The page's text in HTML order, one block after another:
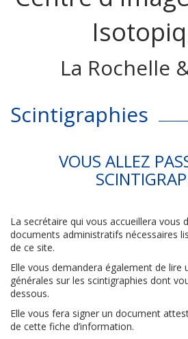
La Rochelle
Scintigraphies
VOUS ALLEZ
La secrétaire qui vous accueillera vous
documents administratifs nécessaires
de ce site.
Elle vous demandera également de lire
générales sur les scintigraphies dont
dessous.
Elle vous fera signer un document
de cette fiche d’information.